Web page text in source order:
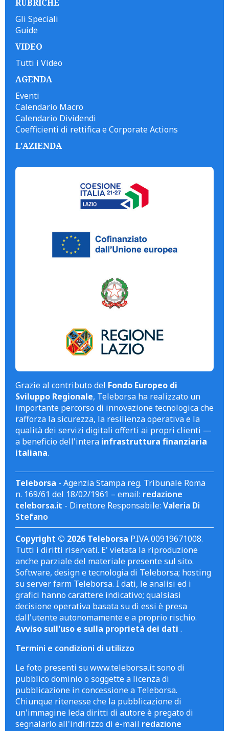
RUBRICHE
Gli Speciali
Guide
VIDEO
Tutti i Video
AGENDA
Eventi
Calendario Macro
Calendario Dividendi
Coefficienti di rettifica e Corporate Actions
L'AZIENDA
Grazie al contributo del Fondo Europeo di
Sviluppo Regionale, Teleborsa ha realizzato un
importante percorso di innovazione tecnologica che
rafforza la sicurezza, la resilienza operativa e la
qualità dei servizi digitali offerti ai propri clienti —
a beneficio dell'intera infrastruttura finanziaria
italiana.
Teleborsa - Agenzia Stampa reg. Tribunale Roma
n. 169/61 del 18/02/1961 – email: redazione
teleborsa.it - Direttore Responsabile: Valeria Di
Stefano
Copyright © 2026 Teleborsa P.IVA 00919671008.
Tutti i diritti riservati. E' vietata la riproduzione
anche parziale del materiale presente sul sito.
Software, design e tecnologia di Teleborsa; hosting
su server farm Teleborsa. I dati, le analisi ed i
grafici hanno carattere indicativo; qualsiasi
decisione operativa basata su di essi è presa
dall'utente autonomamente e a proprio rischio.
Avviso sull'uso e sulla proprietà dei dati .
Termini e condizioni di utilizzo
Le foto presenti su www.teleborsa.it sono di
pubblico dominio o soggette a licenza di
pubblicazione in concessione a Teleborsa.
Chiunque ritenesse che la pubblicazione di
un'immagine leda diritti di autore è pregato di
segnalarlo all'indirizzo di e-mail redazione